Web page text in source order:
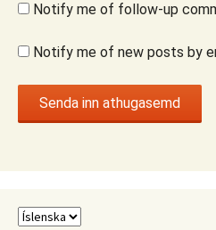
Notify me of follow-up
Notify me of new posts by